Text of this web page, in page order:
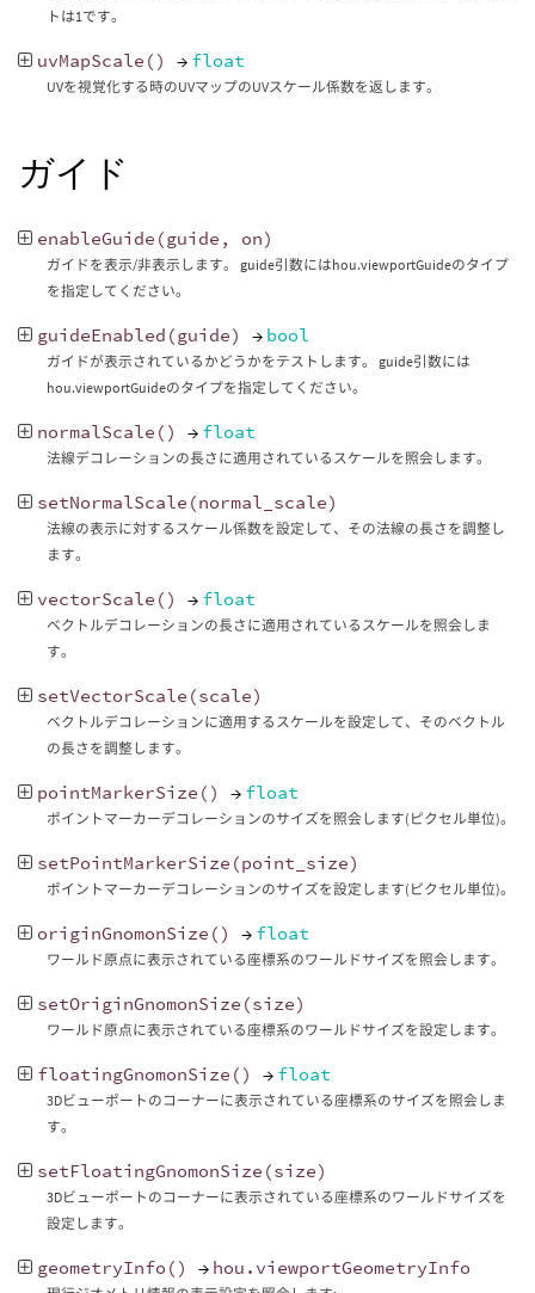
トは1です。
uvMapScale () → float
UVを視覚化する時のUVマップのUVスケール係数を返します。
ガイド
enableGuide (guide , on)
ガイドを表示/非表示します。 guide引数にはhou.viewportGuideのタイプ
を指定してください。
guideEnabled (guide) → bool
ガイドが表示されているかどうかをテストします。 guide引数には
hou.viewportGuideのタイプを指定してください。
normalScale () → float
法線デコレーションの長さに適用されているスケールを照会します。
setNormalScale (normal_scale)
法線の表示に対するスケール係数を設定して、その法線の長さを調整し
ます。
vectorScale () → float
ベクトルデコレーションの長さに適用されているスケールを照会しま
す。
setVectorScale (scale)
ベクトルデコレーションに適用するスケールを設定して、そのベクトル
の長さを調整します。
pointMarkerSize () → float
ポイントマーカーデコレーションのサイズを照会します(ピクセル単位)。
setPointMarkerSize (point_size)
ポイントマーカーデコレーションのサイズを設定します(ピクセル単位)。
originGnomonSize () → float
ワールド原点に表示されている座標系のワールドサイズを照会します。
setOriginGnomonSize (size)
ワールド原点に表示されている座標系のワールドサイズを設定します。
floatingGnomonSize () → float
3Dビューポートのコーナーに表示されている座標系のサイズを照会しま
す。
setFloatingGnomonSize (size)
3Dビューポートのコーナーに表示されている座標系のワールドサイズを
設定します。
geometryInfo () → hou . viewportGeometryInfo